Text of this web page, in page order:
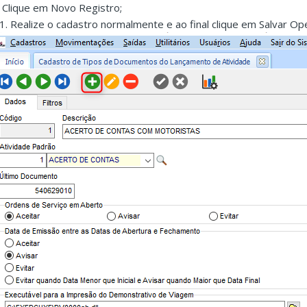
Clique em Novo Registro;
Realize o cadastro normalmente e ao final clique em Salvar